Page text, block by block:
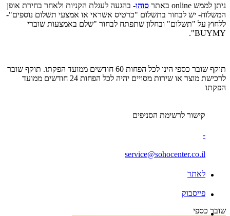
ניתן לממש online באתר
סוהו- בהגעה לעגלת הקניות ולאחר בחירת אופן
המשלוח- יש לבחור בתשלום "כרטיס אשראי או אמצעי תשלום נוספים"-
ללחוץ על "תשלום" ובחלון שתפתח לבחור "שלם באמצעות שוברי
BUYMY".
תוקף שובר כספי הינו לכל הפחות 60 חודשים ממועד הפקתו. תוקף שובר
לרכישת מוצר או שירות מסויים יהיה לכל הפחות 24 חודשים ממועד
הפקתו
קישור לרשימת הסניפים
-
service@sohocenter.co.il
לאתר
פייסבוק
שובר כספי